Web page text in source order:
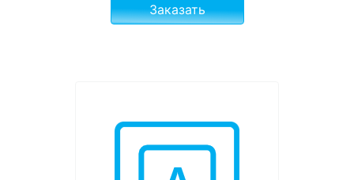
Заказать